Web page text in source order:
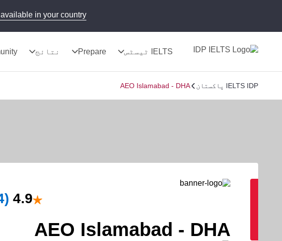
in your country!
IELTS ٹیسٹس Prepare نتائج
IELTS IDP پاکستان AEO Islamabad - DHA
★
4.9
(124)
AEO Islamabad - DHA